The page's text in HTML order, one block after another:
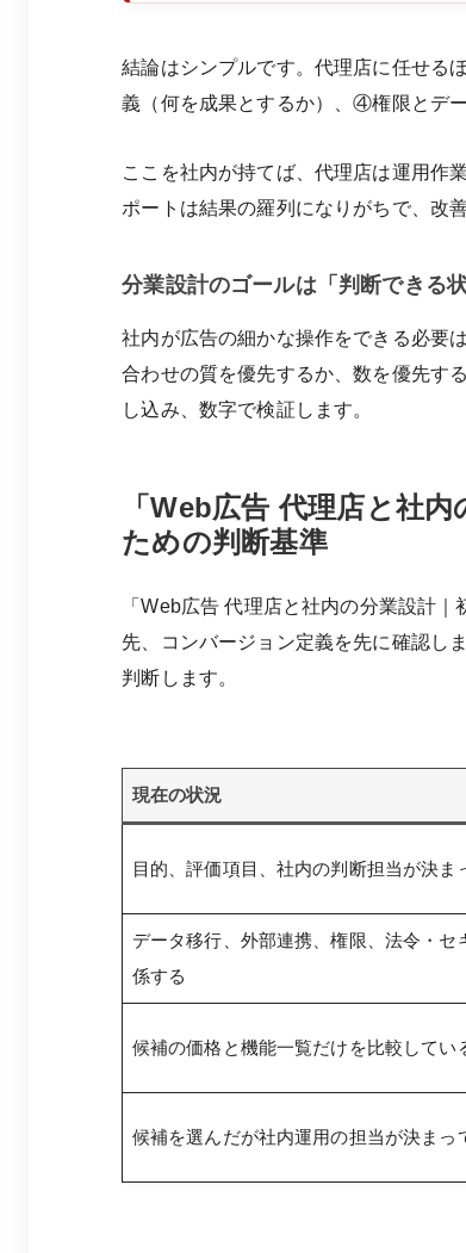
結論はシンプルです。代理店に任せ
義（何を成果とするか）、④権限とデ
ここを社内が持てば、代理店は運用作
ポートは結果の羅列になりがちで、改
分業設計のゴールは「判断できる状
社内が広告の細かな操作をできる必要
合わせの質を優先するか、数を優先す
し込み、数字で検証します。
「Web広告 代理店と社
ための判断基準
「Web広告 代理店と社内の分業設計
先、コンバージョン定義を先に確認し
判断します。
現在の状況
目的、評価項目、社内の判断担当が決ま
データ移行、外部連携、権限、法令・セ
係する
候補の価格と機能一覧だけを比較してい
候補を選んだが社内運用の担当が決まっ